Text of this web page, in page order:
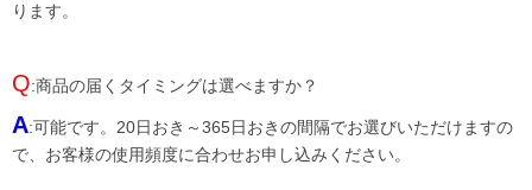
ります。
Q:商品の届くタイミングは選べますか？
A:可能です。20日おき～365日おきの間隔でお選びいただけますの
で、お客様の使用頻度に合わせお申し込みください。